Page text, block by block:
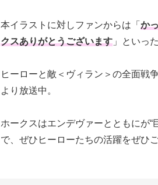
本イラストに対しファンからは「 か
クスありがとうございます 」といっ
ヒーローと敵＜ヴィラン＞の全面戦
より放送中。
ホークスはエンデヴァーとともにが
で、ぜひヒーローたちの活躍をぜひ